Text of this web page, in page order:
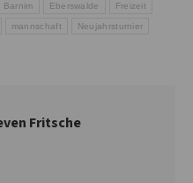
Barnim Eberswalde Freizeit
mannschaft Neujahrsturnier
Fritsche